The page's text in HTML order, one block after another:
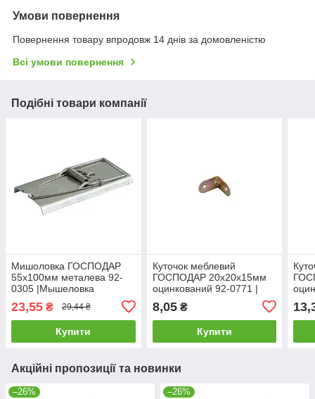
Умови повернення
Повернення товару впродовж 14 днів за домовленістю
Всі умови повернення
Подібні товари компанії
Мишоловка ГОСПОДАР
55х100мм металева 92-
0305 |Мышеловка
металлическая 92-0305
23,55 ₴ 29,44 ₴
Купити
Куточок меблевий
ГОСПОДАР 20х20х15мм
оцинкований 92-0771 |
ГОСПОДАР 20х20х15мм
оцинкованный 92-0771
8,05₴
Купити
Акційні пропозиції та новинки
–26% –26%